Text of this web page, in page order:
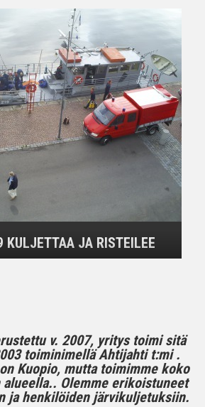
JA RISTEILEE
v. 2007, yritys toimi sitä
toiminimellä Ahtijahti t:mi .
Kuopio, mutta toimimme koko
alueella.. Olemme erikoistuneet
ja henkilöiden järvikuljetuksiin.